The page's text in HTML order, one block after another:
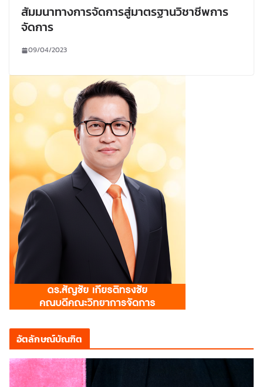
สัมมนาทางการจัดการสู่มาตรฐานวิชาชีพการ
จัดการ
09/04/2023
อัตลักษณ์บัณฑิต